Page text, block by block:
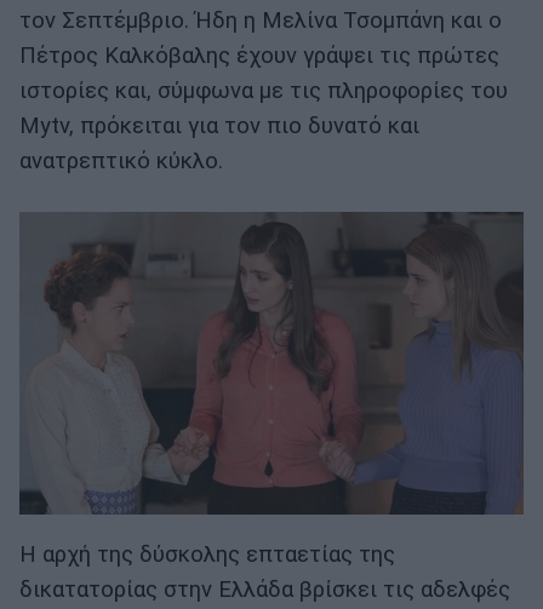
τον Σεπτέμβριο. Ήδη η Μελίνα Τσομπάνη και ο
Πέτρος Καλκόβαλης έχουν γράψει τις πρώτες
ιστορίες και, σύμφωνα με τις πληροφορίες του
Mytv, πρόκειται για τον πιο δυνατό και
ανατρεπτικό κύκλο.
Η αρχή της δύ­σκολης επταετίας της
δικατατορίας στην Ελλάδα βρίσκει τις αδελφές